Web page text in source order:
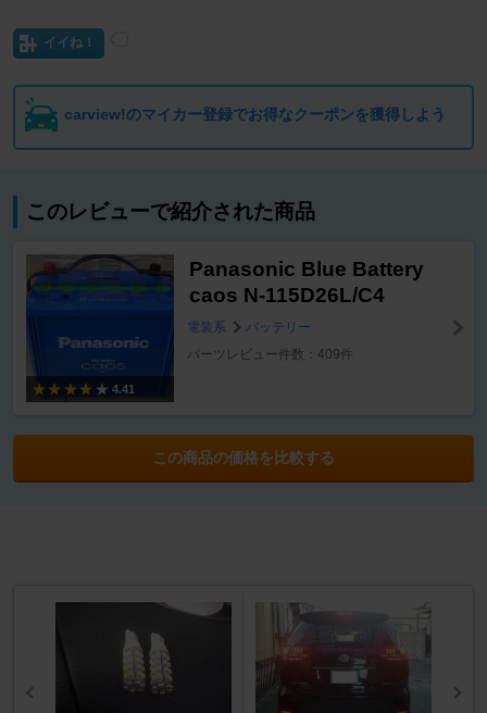
イイね！
carview!のマイカー登録でお得なクーポンを獲得しよう
このレビューで紹介された商品
4.41
Panasonic Blue Battery
caos N-115D26L/C4
電装系
バッテリー
パーツレビュー件数：409件
この商品の価格を比較する